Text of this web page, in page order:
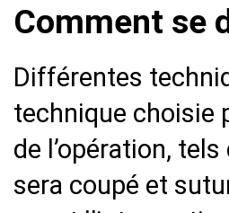
Comment se
Différentes
technique choisie
de l’opération,
sera coupé et